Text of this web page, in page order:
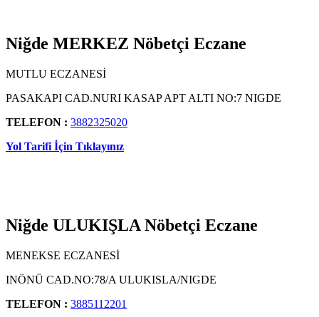
Niğde MERKEZ Nöbetçi Eczane
MUTLU ECZANESİ
PASAKAPI CAD.NURI KASAP APT ALTI NO:7 NIGDE
TELEFON : 3882325020
Yol Tarifi İçin Tıklayınız
Niğde ULUKIŞLA Nöbetçi Eczane
MENEKSE ECZANESİ
INÖNÜ CAD.NO:78/A ULUKISLA/NIGDE
TELEFON : 3885112201